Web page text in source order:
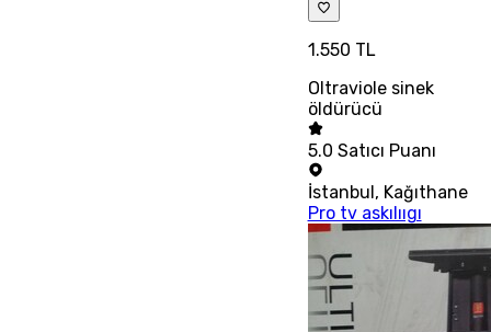
1.550 TL
Oltraviole sinek
öldürücü
5.0 Satıcı Puanı
İstanbul, Kağıthane
Pro tv askılııgı